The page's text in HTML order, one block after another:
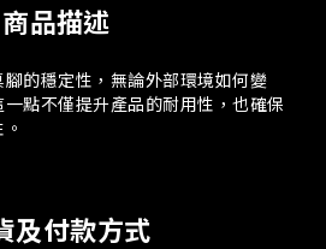
商品描述
的穩定性，無論外部環境如何變
點不僅提升產品的耐用性，也確保
及付款方式